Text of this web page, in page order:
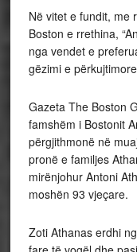
Në vitet e fundit, me
Boston e rrethina,
nga vendet e
gëzimi e
Gazeta The Boston
famshëm i Bostonit
përgjithmonë në
pronë e familjes
mirënjohur Antoni
moshën 93 vjeçare.
Zoti Athanas erdhi